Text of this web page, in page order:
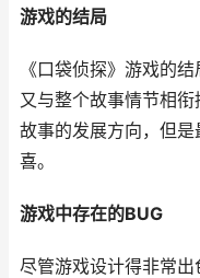
游戏的结局
《口袋侦探》游戏的
又与整个故事情节相
故事的发展方向，但
喜。
游戏中存在的BUG
尽管游戏设计得非常